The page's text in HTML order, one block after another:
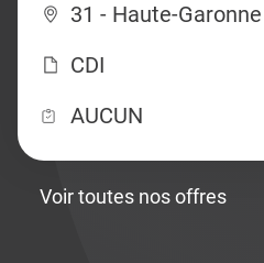
31 - Haute-Garonne
CDI
AUCUN
Voir toutes nos offres